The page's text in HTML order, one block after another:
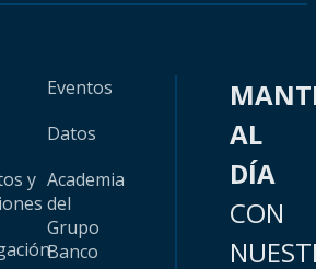
y
Eventos
Datos
Academia
del
Grupo
Banco
AL
DÍA
CON